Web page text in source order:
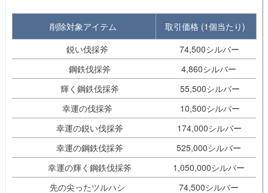
削除対象アイテム
取引価格 (1個当たり)
鋭い伐採斧
74,500シルバー
鋼鉄伐採斧
4,860シルバー
輝く鋼鉄伐採斧
55,500シルバー
幸運の伐採斧
10,500シルバー
幸運の鋭い伐採斧
174,000シルバー
幸運の鋼鉄伐採斧
525,000シルバー
幸運の輝く鋼鉄伐採斧
1,050,000シルバー
先の尖ったツルハシ
74,500シルバー